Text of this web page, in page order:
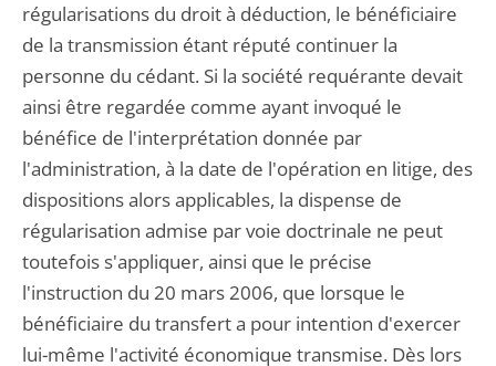
régularisations du droit à déduction, le bénéficiaire
de la transmission étant réputé continuer la
personne du cédant. Si la société requérante devait
ainsi être regardée comme ayant invoqué le
bénéfice de l'interprétation donnée par
l'administration, à la date de l'opération en litige, des
dispositions alors applicables, la dispense de
régularisation admise par voie doctrinale ne peut
toutefois s'appliquer, ainsi que le précise
l'instruction du 20 mars 2006, que lorsque le
bénéficiaire du transfert a pour intention d'exercer
lui-même l'activité économique transmise. Dès lors